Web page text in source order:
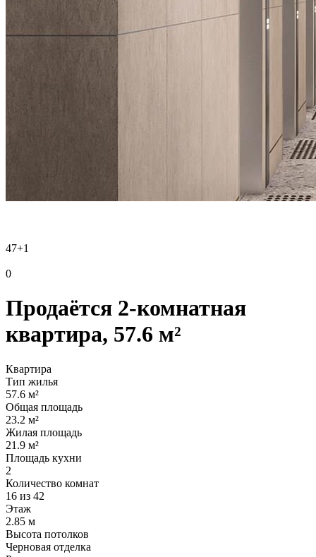
47+1
0
Продаётся 2-комнатная
квартира, 57.6 м²
Квартира
Тип жилья
57.6 м²
Общая площадь
23.2 м²
Жилая площадь
21.9 м²
Площадь кухни
2
Количество комнат
16 из 42
Этаж
2.85 м
Высота потолков
Черновая отделка